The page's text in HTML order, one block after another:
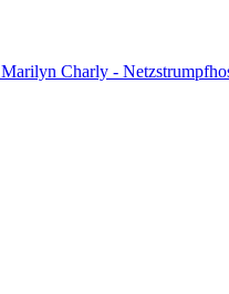
Marilyn Charly -